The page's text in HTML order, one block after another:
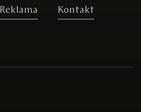
Reklama Kontakt